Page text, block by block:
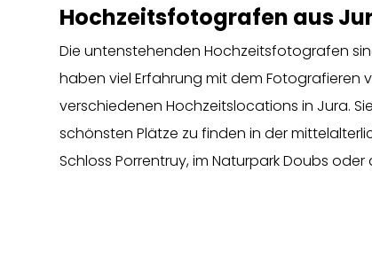
Hochzeitsfotografen aus
Die untenstehenden Hochzeitsfotografen
haben viel Erfahrung mit dem Fotografieren
verschiedenen Hochzeitslocations in Jura.
schönsten Plätze zu finden in der
Schloss Porrentruy, im Naturpark Doubs oder